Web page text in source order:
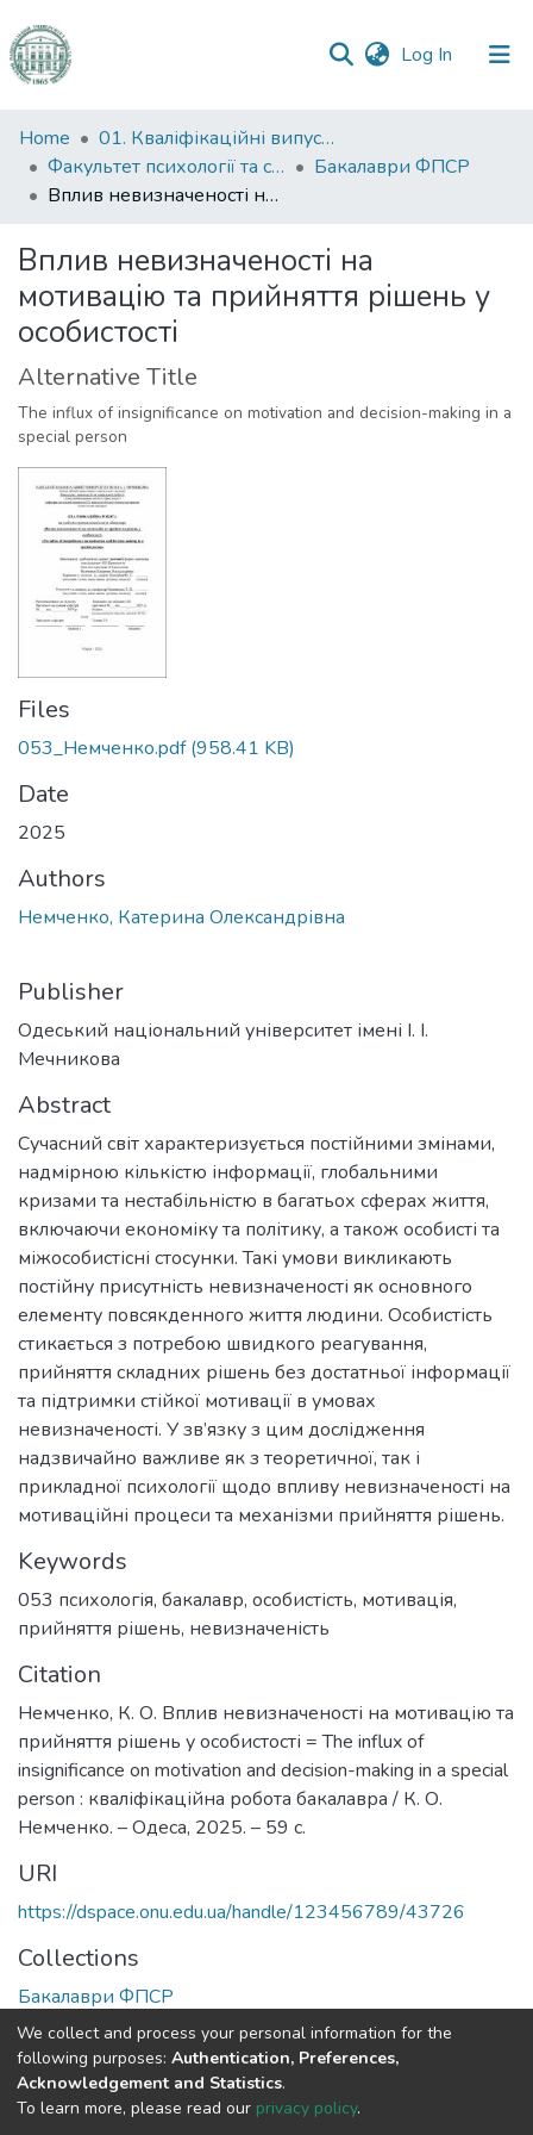
Log In (current)
Communities
&
Collections
Statistics
Home
01. Кваліфікаційні випускні роботи здобувачів вищої освіти
Факультет психології та соціальної роботи
Бакалаври ФПСР
Вплив невизначеності на мотивацію та прийняття рішень у особистості
Вплив невизначеності на
мотивацію та прийняття рішень у
особистості
Alternative Title
The influx of insignificance on motivation and decision-making in a
special person
Files
053_Немченко.pdf(958.41 KB)
Date
2025
Authors
Немченко, Катерина Олександрівна
Publisher
Одеський національний університет імені І. І.
Мечникова
Abstract
Сучасний світ характеризується постійними змінами,
надмірною кількістю інформації, глобальними
кризами та нестабільністю в багатьох сферах життя,
включаючи економіку та політику, а також особисті та
міжособистісні стосунки. Такі умови викликають
постійну присутність невизначеності як основного
елементу повсякденного життя людини. Особистість
стикається з потребою швидкого реагування,
прийняття складних рішень без достатньої інформації
та підтримки стійкої мотивації в умовах
невизначеності. У зв’язку з цим дослідження
надзвичайно важливе як з теоретичної, так і
прикладної психології щодо впливу невизначеності на
мотиваційні процеси та механізми прийняття рішень.
Keywords
053 психологія, бакалавр, особистість, мотивація,
прийняття рішень, невизначеність
Citation
Немченко, К. О. Вплив невизначеності на мотивацію та
прийняття рішень у особистості = The influx of
insignificance on motivation and decision-making in a special
person : кваліфікаційна робота бакалавра / К. О.
Немченко. – Одеса, 2025. – 59 с.
URI
https://dspace.onu.edu.ua/handle/123456789/43726
Collections
Бакалаври ФПСР
Full item page
DSpace software copyright © 2009-2026
We collect and process your personal information for the
following purposes: Authentication, Preferences,
Acknowledgement and Statistics.
To learn more, please read our privacy policy.